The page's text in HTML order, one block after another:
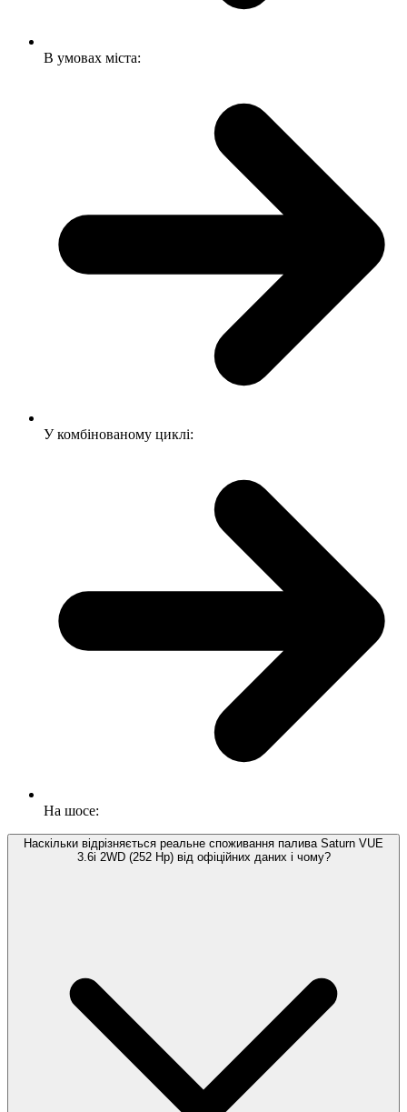
В умовах міста:
У комбінованому циклі:
На шосе:
Наскільки відрізняється реальне споживання палива Saturn VUE
3.6i 2WD (252 Hp) від офіційних даних і чому?